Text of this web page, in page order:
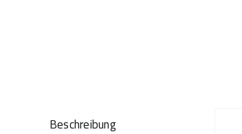
Beschreibung